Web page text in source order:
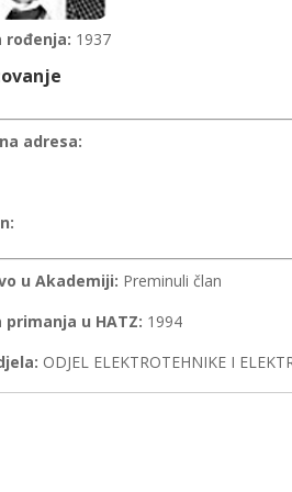
rođenja: 1937
adresa:
u Akademiji: Preminuli član
primanja u HATZ: 1994
ODJEL ELEKTROTEHNIKE I